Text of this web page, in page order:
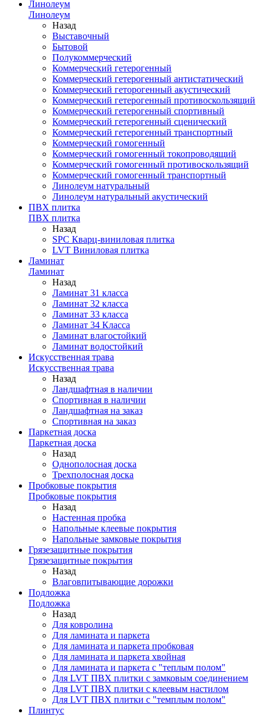
Линолеум
Линолеум
Назад
Выставочный
Бытовой
Полукоммерческий
Коммерческий гетерогенный
Коммерческий гетерогенный антистатический
Коммерческий геторогенный акустический
Коммерческий гетерогенный противоскользящий
Коммерческий гетерогенный спортивный
Коммерческий гетерогенный сценический
Коммерческий гетерогенный транспортный
Коммерческий гомогенный
Коммерческий гомогенный токопроводящий
Коммерческий гомогенный противоскользящий
Коммерческий гомогенный транспортный
Линолеум натуральный
Линолеум натуральный акустический
ПВХ плитка
ПВХ плитка
Назад
SPC Кварц-виниловая плитка
LVT Виниловая плитка
Ламинат
Ламинат
Назад
Ламинат 31 класса
Ламинат 32 класса
Ламинат 33 класса
Ламинат 34 Класса
Ламинат влагостойкий
Ламинат водостойкий
Искусственная трава
Искусственная трава
Назад
Ландшафтная в наличии
Спортивная в наличии
Ландшафтная на заказ
Спортивная на заказ
Паркетная доска
Паркетная доска
Назад
Однополосная доска
Трехполосная доска
Пробковые покрытия
Пробковые покрытия
Назад
Настенная пробка
Напольные клеевые покрытия
Напольные замковые покрытия
Грязезащитные покрытия
Грязезащитные покрытия
Назад
Влаговпитывающие дорожки
Подложка
Подложка
Назад
Для ковролина
Для ламината и паркета
Для ламината и паркета пробковая
Для ламината и паркета хвойная
Для ламината и паркета с "теплым полом"
Для LVT ПВХ плитки с замковым соединением
Для LVT ПВХ плитки с клеевым настилом
Для LVT ПВХ плитки с "темплым полом"
Плинтус